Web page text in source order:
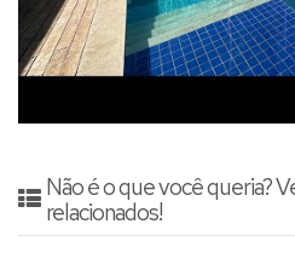
Não é o que você queria?
relacionados!